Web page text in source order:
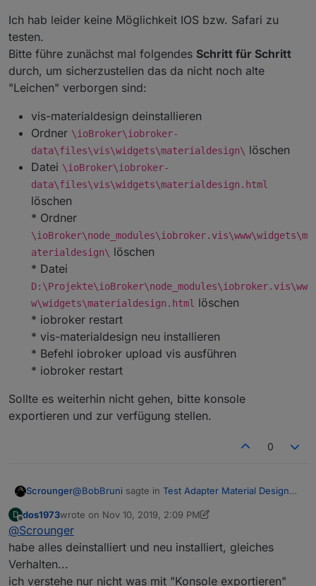
Ich hab leider keine Möglichkeit IOS bzw. Safari zu
testen.
Bitte führe zunächst mal folgendes Schritt für Schritt
durch, um sicherzustellen das da nicht noch alte
"Leichen" verborgen sind:
vis-materialdesign deinstallieren
Ordner \ioBroker\iobroker-
data\files\vis\widgets\materialdesign\ löschen
Datei \ioBroker\iobroker-
data\files\vis\widgets\materialdesign.html
löschen
* Ordner
\ioBroker\node_modules\iobroker.vis\www\widgets\m
aterialdesign\ löschen
* Datei
D:\Projekte\ioBroker\node_modules\iobroker.vis\ww
w\widgets\materialdesign.html löschen
* iobroker restart
* vis-materialdesign neu installieren
* Befehl iobroker upload vis ausführen
* iobroker restart
Sollte es weiterhin nicht gehen, bitte konsole
exportieren und zur verfügung stellen.
0
Scrounger@BobBruni sagte in Test Adapter Material Design
level.dimmer bzw. level.blind lässt sich mein
Dimmer / Rolloaktor steuern, allerdings wird
übermittelt sondern sekündlich fort an.
Muss ich testen. Mach mal nen export von dem
Working Datenpunkt?
@dos1973sagte inTest Adapter Material Design
D
Offline
dos1973wrote on Nov 10, 2019, 2:09 PM
last edited by dos1973Nov 10, 2019, 3:09 PM
@Scrounger
habe alles deinstalliert und neu installiert, gleiches
Verhalten...
ich verstehe nur nicht was mit "Konsole exportieren"